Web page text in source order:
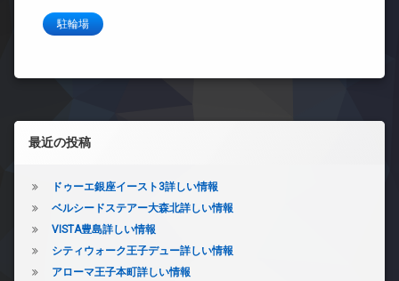
駐輪場
左サイドバー
最近の投稿
ドゥーエ銀座イースト3詳しい情報
ベルシードステアー大森北詳しい情報
VISTA豊島詳しい情報
シティウォーク王子デュー詳しい情報
アローマ王子本町詳しい情報